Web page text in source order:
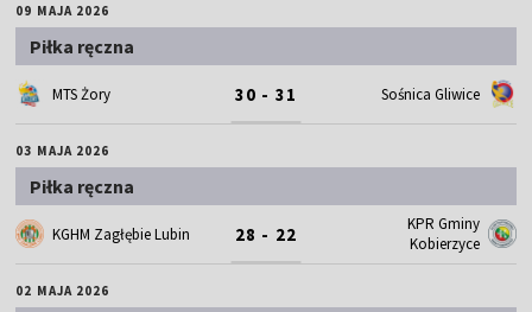
09 MAJA 2026
Piłka ręczna
MTS Żory 30 - 31 Sośnica Gliwice
03 MAJA 2026
Piłka ręczna
KGHM Zagłębie Lubin 28 - 22
KPR Gminy
Kobierzyce
02 MAJA 2026